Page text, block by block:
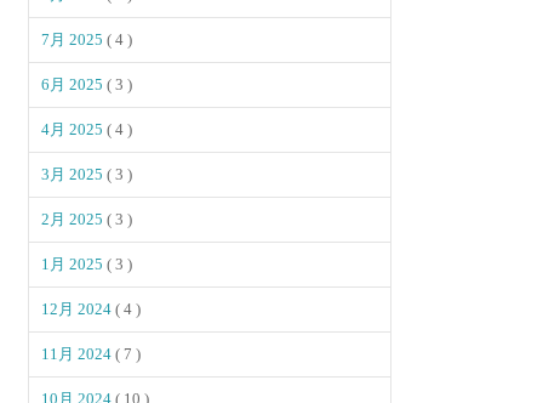
7月 2025( 4 )
6月 2025( 3 )
4月 2025( 4 )
3月 2025( 3 )
2月 2025( 3 )
1月 2025( 3 )
12月 2024( 4 )
11月 2024( 7 )
10月 2024( 10 )